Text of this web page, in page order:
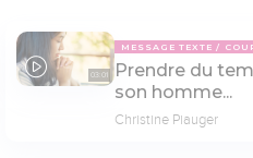
03:01
MESSAGE TEXTE
Prendre du
son homme...
Christine Piauger